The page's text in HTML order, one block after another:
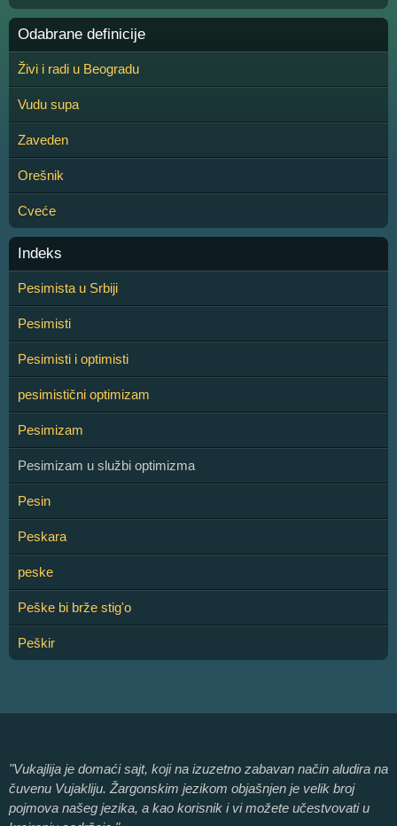
Odabrane definicije
Živi i radi u Beogradu
Vudu supa
Zaveden
Orešnik
Cveće
Indeks
Pesimista u Srbiji
Pesimisti
Pesimisti i optimisti
pesimistični optimizam
Pesimizam
Pesimizam u službi optimizma
Pesin
Peskara
peske
Peške bi brže stig'o
Peškir
"Vukajlija je domaći sajt, koji na izuzetno zabavan način aludira na
čuvenu Vujakliju. Žargonskim jezikom objašnjen je velik broj
pojmova našeg jezika, a kao korisnik i vi možete učestvovati u